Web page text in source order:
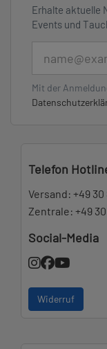
Erhalte aktuelle
Events und
Mit der
Telefon
Versand: +49 30
Zentrale: +49
Social-Media
Widerruf